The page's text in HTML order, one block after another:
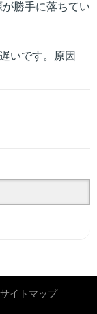
が勝手に落ちてい
いです。原因
サイトマップ